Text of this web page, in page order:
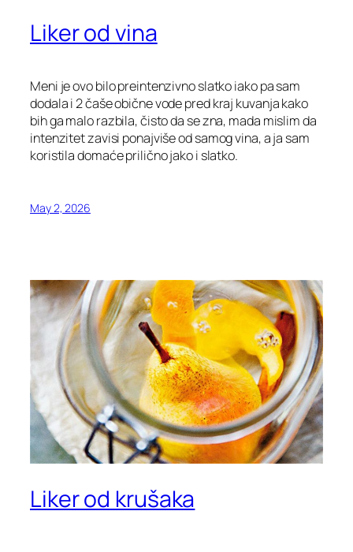
Liker od vina
Meni je ovo bilo preintenzivno slatko iako pa sam
dodala i 2 čaše obične vode pred kraj kuvanja kako
bih ga malo razbila, čisto da se zna, mada mislim da
intenzitet zavisi ponajviše od samog vina, a ja sam
koristila domaće prilično jako i slatko.
May 2, 2026
Liker od krušaka